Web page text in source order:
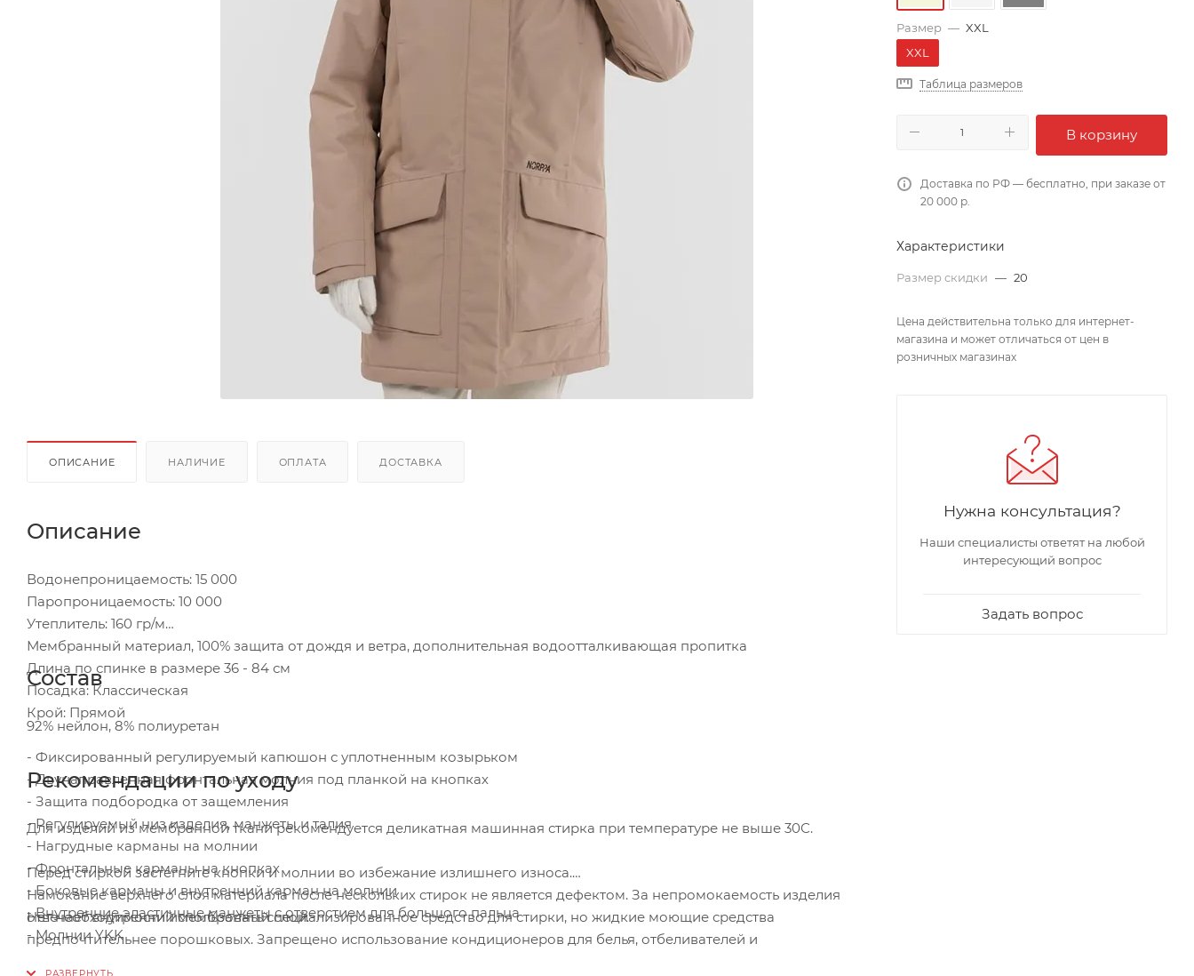
ОПИСАНИЕ НАЛИЧИЕ ОПЛАТА ДОСТАВКА
Описание
Водонепроницаемость: 15 000
Паропроницаемость: 10 000
Утеплитель: 160 гр/м
Мембранный материал, 100% защита от дождя и ветра, дополнительная водоотталкивающая пропитка
Длина по спинке в размере 36 - 84 см
Посадка: Классическая
Крой: Прямой
- Фиксированный регулируемый капюшон с уплотненным козырьком
- Двунаправленная фронтальная молния под планкой на кнопках
- Защита подбородка от защемления
- Регулируемый низ изделия, манжеты и талия
- Нагрудные карманы на молнии
- Фронтальные карманы на кнопках
- Боковые карманы и внутренний карман на молнии
- Внутренние эластичные манжеты с отверстием для большого пальца
- Молнии YKK
Состав
92% нейлон, 8% полиуретан
Рекомендации по уходу
Для изделий из мембранной ткани рекомендуется деликатная машинная стирка при температуре не выше 30С.
Перед стиркой застегните кнопки и молнии во избежание излишнего износа.
Нет необходимости использовать специализированное средство для стирки, но жидкие моющие средства
предпочтительнее порошковых. Запрещено использование кондиционеров для белья, отбеливателей и
Намокание верхнего слоя материала после нескольких стирок не является дефектом. За непромокаемость изделия
отвечает внутренний мембранный слой.
Размер — XXL
XXL
Таблица размеров
В корзину
Доставка по РФ — бесплатно, при заказе от
20 000 р.
Характеристики
Размер скидки — 20
Цена действительна только для интернет-
магазина и может отличаться от цен в
розничных магазинах
Нужна консультация?
Наши специалисты ответят на любой
интересующий вопрос
Задать вопрос